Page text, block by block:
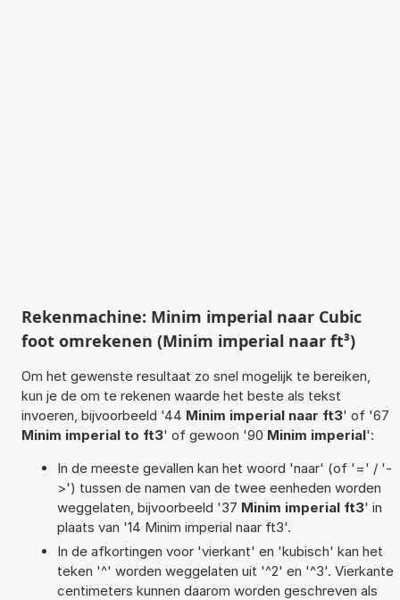
Rekenmachine: Minim imperial naar Cubic
foot omrekenen (Minim imperial naar ft³)
Om het gewenste resultaat zo snel mogelijk te bereiken,
kun je de om te rekenen waarde het beste als tekst
invoeren, bijvoorbeeld '44 Minim imperial naar ft3' of '67
Minim imperial to ft3' of gewoon '90 Minim imperial':
In de meeste gevallen kan het woord 'naar' (of '=' / '-
>') tussen de namen van de twee eenheden worden
weggelaten, bijvoorbeeld '37 Minim imperial ft3' in
plaats van '14 Minim imperial naar ft3'.
In de afkortingen voor 'vierkant' en 'kubisch' kan het
teken '^' worden weggelaten uit '^2' en '^3'. Vierkante
centimeters kunnen daarom worden geschreven als